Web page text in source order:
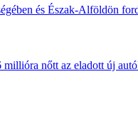
és Észak-Alföldön
nőtt az eladott új